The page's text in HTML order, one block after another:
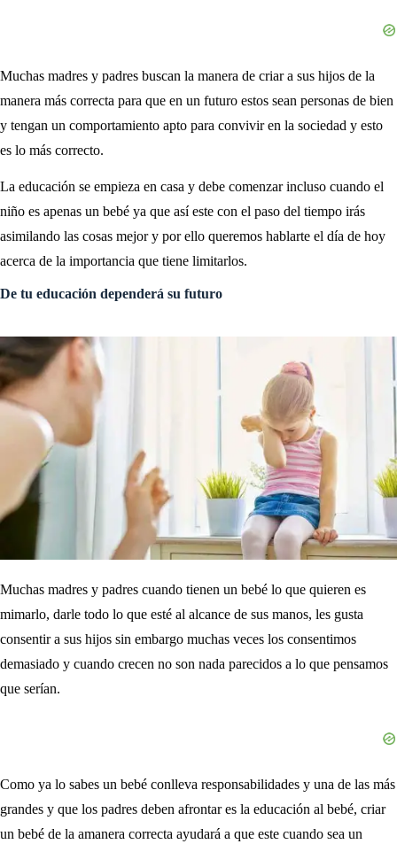
Muchas madres y padres buscan la manera de criar a sus hijos de la
manera más correcta para que en un futuro estos sean personas de bien
y tengan un comportamiento apto para convivir en la sociedad y esto
es lo más correcto.
La educación se empieza en casa y debe comenzar incluso cuando el
niño es apenas un bebé ya que así este con el paso del tiempo irás
asimilando las cosas mejor y por ello queremos hablarte el día de hoy
acerca de la importancia que tiene limitarlos.
De tu educación dependerá su futuro
Muchas madres y padres cuando tienen un bebé lo que quieren es
mimarlo, darle todo lo que esté al alcance de sus manos, les gusta
consentir a sus hijos sin embargo muchas veces los consentimos
demasiado y cuando crecen no son nada parecidos a lo que pensamos
que serían.
Como ya lo sabes un bebé conlleva responsabilidades y una de las más
grandes y que los padres deben afrontar es la educación al bebé, criar
un bebé de la amanera correcta ayudará a que este cuando sea un